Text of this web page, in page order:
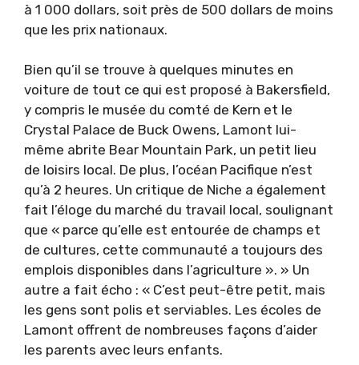
à 1 000 dollars, soit près de 500 dollars de moins
que les prix nationaux.
Bien qu’il se trouve à quelques minutes en
voiture de tout ce qui est proposé à Bakersfield,
y compris le musée du comté de Kern et le
Crystal Palace de Buck Owens, Lamont lui-
même abrite Bear Mountain Park, un petit lieu
de loisirs local. De plus, l’océan Pacifique n’est
qu’à 2 heures. Un critique de Niche a également
fait l’éloge du marché du travail local, soulignant
que « parce qu’elle est entourée de champs et
de cultures, cette communauté a toujours des
emplois disponibles dans l’agriculture ». » Un
autre a fait écho : « C’est peut-être petit, mais
les gens sont polis et serviables. Les écoles de
Lamont offrent de nombreuses façons d’aider
les parents avec leurs enfants.